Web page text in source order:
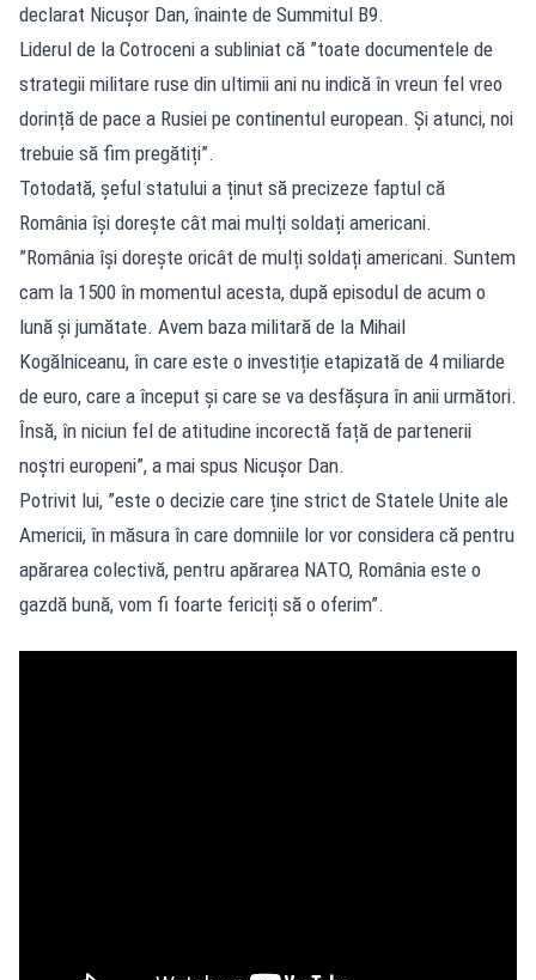
declarat Nicușor Dan, înainte de Summitul B9.
Liderul de la Cotroceni a subliniat că ”toate documentele de
strategii militare ruse din ultimii ani nu indică în vreun fel vreo
dorință de pace a Rusiei pe continentul european. Și atunci, noi
trebuie să fim pregătiți”.
Totodată, șeful statului a ținut să precizeze faptul că
România își dorește cât mai mulți soldați americani.
”România își dorește oricât de mulți soldați americani. Suntem
cam la 1500 în momentul acesta, după episodul de acum o
lună și jumătate. Avem baza militară de la Mihail
Kogălniceanu, în care este o investiție etapizată de 4 miliarde
de euro, care a început și care se va desfășura în anii următori.
Însă, în niciun fel de atitudine incorectă față de partenerii
noștri europeni”, a mai spus Nicușor Dan.
Potrivit lui, ”este o decizie care ține strict de Statele Unite ale
Americii, în măsura în care domniile lor vor considera că pentru
apărarea colectivă, pentru apărarea NATO, România este o
gazdă bună, vom fi foarte fericiți să o oferim”.